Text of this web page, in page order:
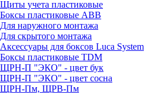
Щиты учета пластиковые
Боксы пластиковые ABB
Для наружного монтажа
Для скрытого монтажа
Аксессуары для боксов Luca System
Боксы пластиковые TDM
ЩРН-П "ЭКО" - цвет бук
ЩРН-П "ЭКО" - цвет сосна
ЩРН-Пм, ЩРВ-Пм